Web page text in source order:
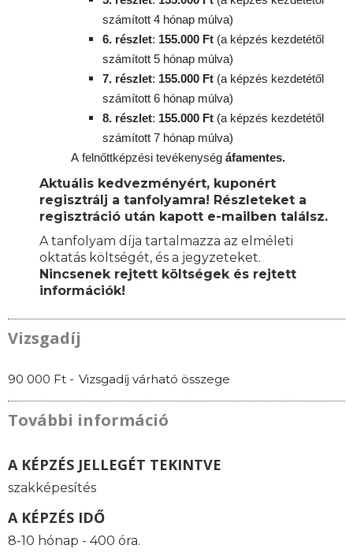
számított 4 hónap múlva)
6. részlet: 155.000 Ft (a képzés kezdetétől
számított 5 hónap múlva)
7. részlet: 155.000 Ft (a képzés kezdetétől
számított 6 hónap múlva)
8. részlet: 155.000 Ft (a képzés kezdetétől
számított 7 hónap múlva)
A felnőttképzési tevékenység áfamentes.
Aktuális kedvezményért, kuponért
regisztrálj a tanfolyamra! Részleteket a
regisztráció után kapott e-mailben találsz.
A tanfolyam díja tartalmazza az elméleti
oktatás költségét, és a jegyzeteket.
Nincsenek rejtett költségek és rejtett
információk!
Vizsgadíj
90 000 Ft - Vizsgadíj várható összege
További információ
A KÉPZÉS JELLEGÉT TEKINTVE
szakképesítés
A KÉPZÉS IDŐ
8-10 hónap - 400 óra.